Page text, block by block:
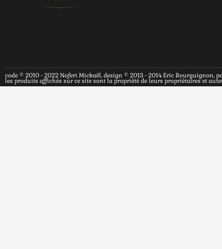
code © 2010 - 2022 Noferi Mickaël, design © 2013 - 2014 Eric
les produits affichés sur ce site sont la propriété de leurs propriétaires et